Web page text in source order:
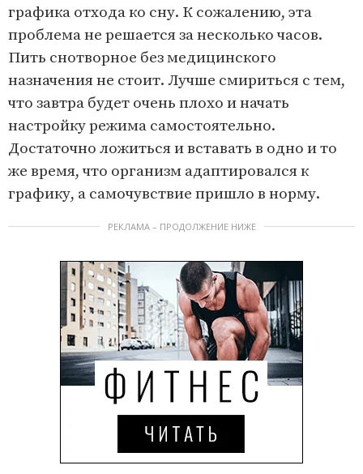
графика отхода ко сну. К сожалению, эта
проблема не решается за несколько часов.
Пить снотворное без медицинского
назначения не стоит. Лучше смириться с тем,
что завтра будет очень плохо и начать
настройку режима самостоятельно.
Достаточно ложиться и вставать в одно и то
же время, что организм адаптировался к
графику, а самочувствие пришло в норму.
РЕКЛАМА – ПРОДОЛЖЕНИЕ НИЖЕ